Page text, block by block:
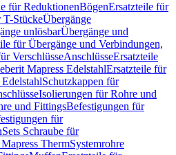
für ReduktionenBögenErsatzteile für
T-StückeÜbergänge
unlösbarÜbergänge und
für Übergänge und Verbindungen,
VerschlüsseAnschlüsseErsatzteile
Mapress EdelstahlErsatzteile für
Schutzkappen für
Isolierungen für Rohre und
und FittingsBefestigungen für
für
Sets Schraube für
ThermSystemrohre